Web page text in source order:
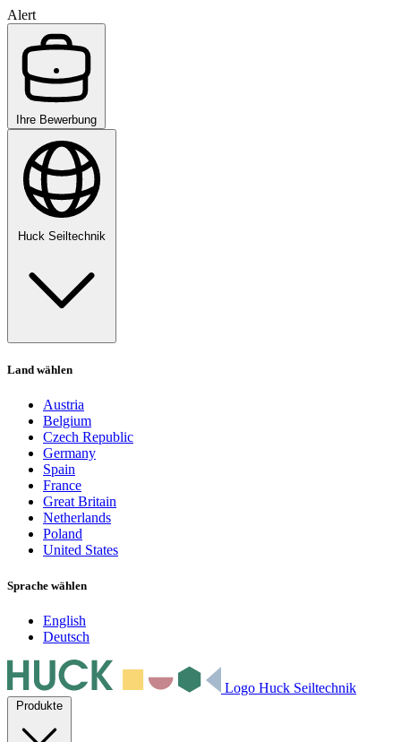
Alert
Ihre Bewerbung
Huck Seiltechnik
Land wählen
Austria
Belgium
Czech Republic
Germany
Spain
France
Great Britain
Netherlands
Poland
United States
Sprache wählen
English
Deutsch
Logo Huck Seiltechnik
Produkte